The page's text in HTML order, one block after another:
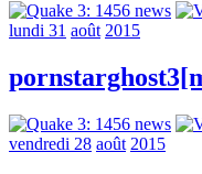
lundi 31 août 2015
vendredi 28 août 2015